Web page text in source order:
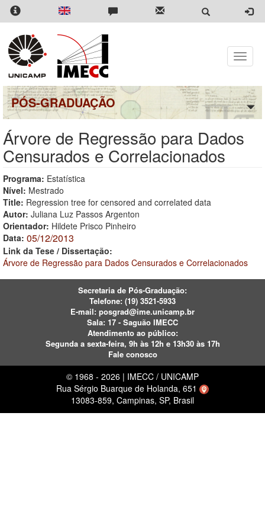
Pular
para
conteúdo
principal
Toggle
PÓS-GRADUAÇÃO
Árvore de Regressão para Dados
Censurados e Correlacionados
Programa: Estatística
Nível: Mestrado
Title: Regression tree for censored and correlated data
Autor: Juliana Luz Passos Argenton
Orientador: Hildete Prisco Pinheiro
Data: 05/12/2013
Link da Tese / Dissertação:
Árvore de Regressão para Dados Censurados e Correlacionados
Secretaria de Pós-Graduação:
Telefone: (19) 3521-5933
E-mail: posgrad@ime.unicamp.br
Sala: 17 - Saguão IMECC
Atendimento ao público:
Segunda a sexta-feira, 9h às 12h e 13h30 às 17h
Fale conosco
© 1968 - 2026 | IMECC / UNICAMP
Rua Sérgio Buarque de Holanda, 651
13083-859, Campinas, SP, Brasil